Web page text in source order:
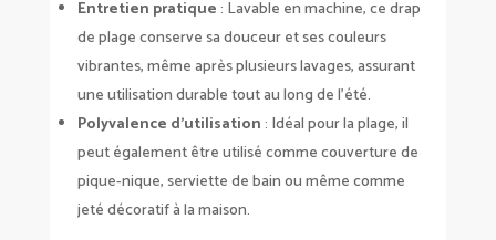
Entretien pratique: Lavable en machine, ce drap
de plage conserve sa douceur et ses couleurs
vibrantes, même après plusieurs lavages, assurant
une utilisation durable tout au long de l’été.
Polyvalence d’utilisation: Idéal pour la plage, il
peut également être utilisé comme couverture de
pique-nique, serviette de bain ou même comme
jeté décoratif à la maison.